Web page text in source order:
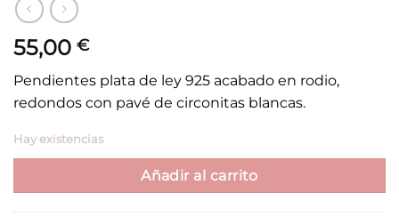
55,00 €
Pendientes plata de ley 925 acabado en rodio,
redondos con pavé de circonitas blancas.
Hay existencias
Añadir al carrito